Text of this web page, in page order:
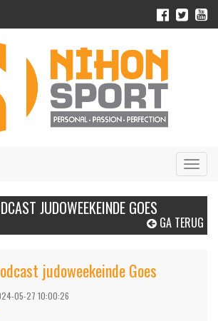
JUDOWEEKEINDE GOES
GA TERUG
judoweekeinde Goes
05-27 10:00:26